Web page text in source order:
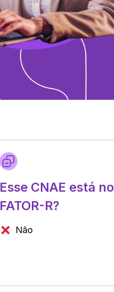
Esse CNAE está no
FATOR-R?
Não